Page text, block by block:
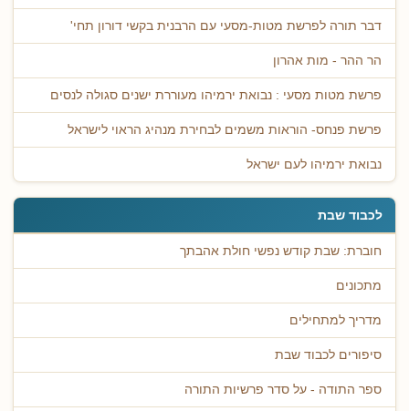
דבר תורה לפרשת מטות-מסעי עם הרבנית בקשי דורון תחי'
הר ההר - מות אהרון
פרשת מטות מסעי : נבואת ירמיהו מעוררת ישנים סגולה לנסים
פרשת פנחס- הוראות משמים לבחירת מנהיג הראוי לישראל
נבואת ירמיהו לעם ישראל
לכבוד שבת
חוברת: שבת קודש נפשי חולת אהבתך
מתכונים
מדריך למתחילים
סיפורים לכבוד שבת
ספר התודה - על סדר פרשיות התורה